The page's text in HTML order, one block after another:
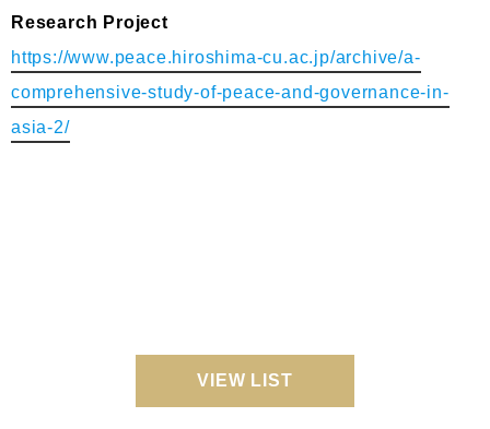
Research Project
https://www.peace.hiroshima-cu.ac.jp/archive/a-
comprehensive-study-of-peace-and-governance-in-
asia-2/
VIEW LIST